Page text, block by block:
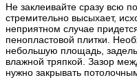
Не заклеивайте сразу всю
стремительно высыхает,
неприятном случае
пенопластовой плитки.
небольшую площадь,
влажной тряпкой. Зазор
нужно закрывать